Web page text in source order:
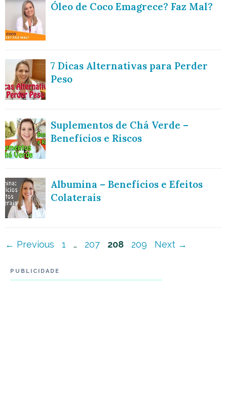
Óleo de Coco Emagrece? Faz Mal?
7 Dicas Alternativas para Perder
Peso
Suplementos de Chá Verde –
Benefícios e Riscos
Albumina – Benefícios e Efeitos
Colaterais
Navegação
post
← Previous Page
1 … Page
207 Page
208 Page
209 Next →
PUBLICIDADE